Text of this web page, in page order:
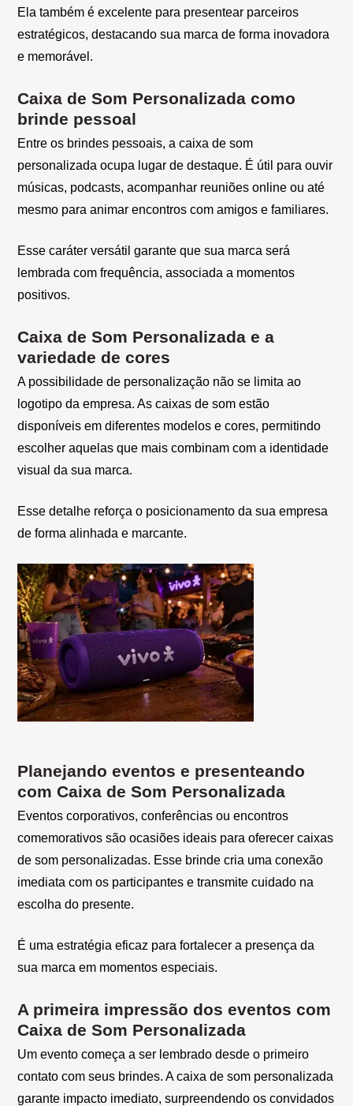
Ela também é excelente para presentear parceiros
estratégicos, destacando sua marca de forma inovadora
e memorável.
Caixa de Som Personalizada como
brinde pessoal
Entre os brindes pessoais, a caixa de som
personalizada ocupa lugar de destaque. É útil para ouvir
músicas, podcasts, acompanhar reuniões online ou até
mesmo para animar encontros com amigos e familiares.
Esse caráter versátil garante que sua marca será
lembrada com frequência, associada a momentos
positivos.
Caixa de Som Personalizada e a
variedade de cores
A possibilidade de personalização não se limita ao
logotipo da empresa. As caixas de som estão
disponíveis em diferentes modelos e cores, permitindo
escolher aquelas que mais combinam com a identidade
visual da sua marca.
Esse detalhe reforça o posicionamento da sua empresa
de forma alinhada e marcante.
Planejando eventos e presenteando
com Caixa de Som Personalizada
Eventos corporativos, conferências ou encontros
comemorativos são ocasiões ideais para oferecer caixas
de som personalizadas. Esse brinde cria uma conexão
imediata com os participantes e transmite cuidado na
escolha do presente.
É uma estratégia eficaz para fortalecer a presença da
sua marca em momentos especiais.
A primeira impressão dos eventos com
Caixa de Som Personalizada
Um evento começa a ser lembrado desde o primeiro
contato com seus brindes. A caixa de som personalizada
garante impacto imediato, surpreendendo os convidados